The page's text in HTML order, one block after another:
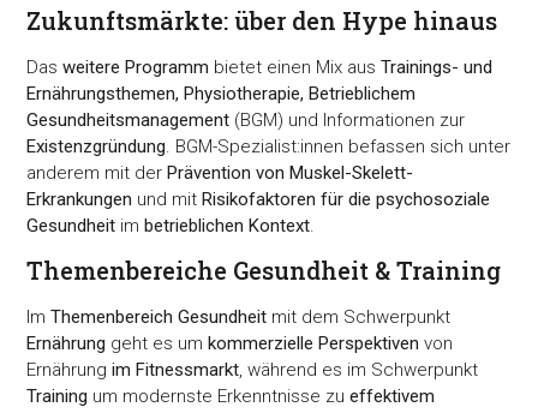
Zukunftsmärkte: über den Hype hinaus
Dasweitere Programm bietet einen Mix ausTrainings- und
Ernährungsthemen, Physiotherapie, Betrieblichem
Gesundheitsmanagement (BGM) und Informationen zur
Existenzgründung . BGM-Spezialist:innen befassen sich unter
anderem mit derPrävention von Muskel-Skelett-
Erkrankungen und mitRisikofaktoren für die psychosoziale
Gesundheit imbetrieblichen Kontext
Themenbereiche Gesundheit & Training
ImThemenbereich Gesundheit mit dem Schwerpunkt
Ernährung geht es umkommerzielle Perspektiven von
Ernährungim Fitnessmarkt, während es im Schwerpunkt
Training um modernste Erkenntnisse zueffektivem